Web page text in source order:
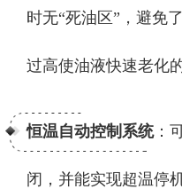
时无“死油区”，避免
过高使油液快速老化
恒温自动控制系统：
闭，并能实现超温停